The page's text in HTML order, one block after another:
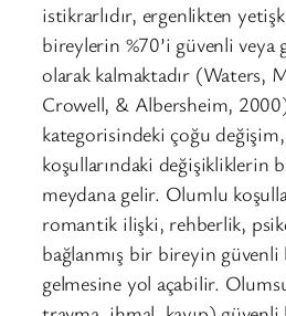
istikrarlıdır, ergenlikten
bireylerin %70’i güvenli veya
olarak kalmaktadır (Waters,
Crowell, & Albersheim,
kategorisindeki çoğu
koşullarındaki değişikliklerin
meydana gelir. Olumlu
romantik ilişki, rehberlik,
bağlanmış bir bireyin güvenli
gelmesine yol açabilir.